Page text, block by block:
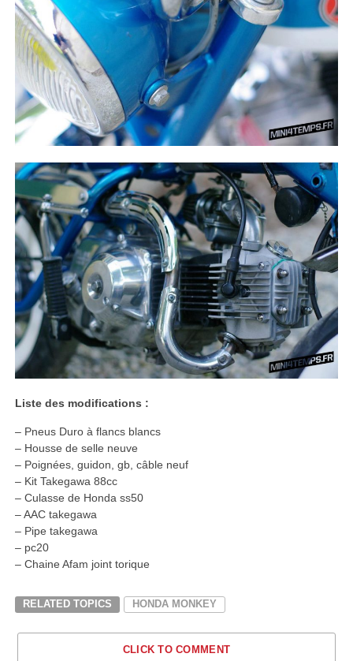
Liste des modifications :
– Pneus Duro à flancs blancs
– Housse de selle neuve
– Poignées, guidon, gb, câble neuf
– Kit Takegawa 88cc
– Culasse de Honda ss50
– AAC takegawa
– Pipe takegawa
– pc20
– Chaine Afam joint torique
RELATED TOPICS HONDA MONKEY
CLICK TO COMMENT